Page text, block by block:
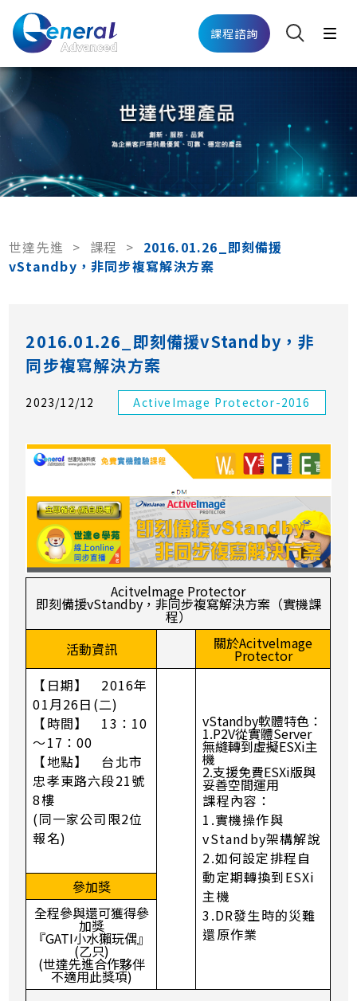
課程諮詢
世達先進 > 課程 > 2016.01.26_即刻備援
vStandby，非同步複寫解決方案
2016.01.26_即刻備援vStandby，非
同步複寫解決方案
2023/12/12 ActiveImage Protector-2016
Acitvelmage Protector
即刻備援vStandby，非同步複寫解決方案（實機課
程）
活動資訊
關於Acitvelmage
Protector
【日期】 2016年
01月26日(二)
【時間】 13：10
～17：00
【地點】 台北市
忠孝東路六段21號
8樓
(同一家公司限2位
報名)
vStandby軟體特色：
1.P2V從實體Server
無縫轉到虛擬ESXi主
機
2.支援免費ESXi版與
妥善空間運用
課程內容：
1.實機操作與
vStandby架構解說
2.如何設定排程自
動定期轉換到ESXi
主機
3.DR發生時的災難
還原作業
參加獎
全程參與還可獲得參
加獎
『GATI小水獺玩偶』
(乙只)
(世達先進合作夥伴
不適用此獎項)